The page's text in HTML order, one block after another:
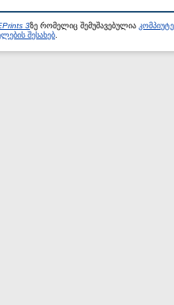
3ზე რომელიც შემუშავებულია
შესახებ.